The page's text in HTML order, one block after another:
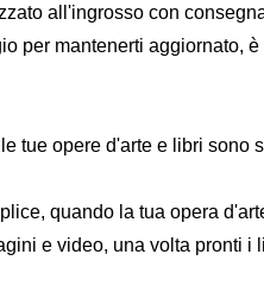
all'ingrosso con
per mantenerti aggiornato,
tue opere d'arte e libri sono
quando la tua opera
e video, una volta pronti